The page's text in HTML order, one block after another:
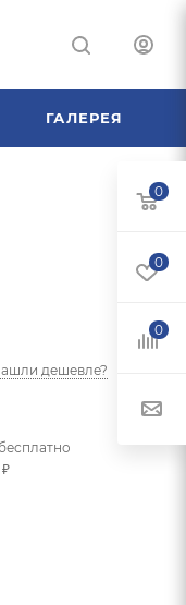
ГАЛЕРЕЯ
дешевле?
0
0
0